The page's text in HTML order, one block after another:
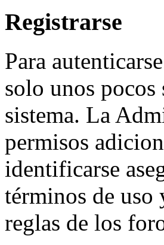
Registrarse
Para
solo unos
sistema. La
permisos
identificarse
términos de uso
reglas de los